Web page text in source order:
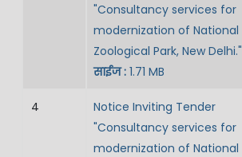
"Consultancy services for
modernization of National
Zoological Park, New Delhi."
साईज :1.71 MB
4
Notice Inviting Tender
"Consultancy services for
modernization of National